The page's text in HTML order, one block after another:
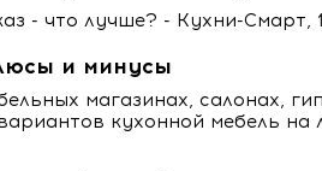
и минусы
магазинах, салонах,
кухонной мебель